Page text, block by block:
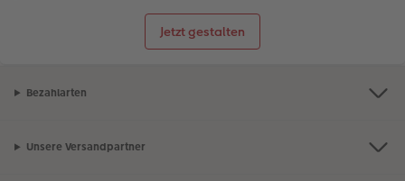
Jetzt gestalten
Bezahlarten
Unsere Versandpartner